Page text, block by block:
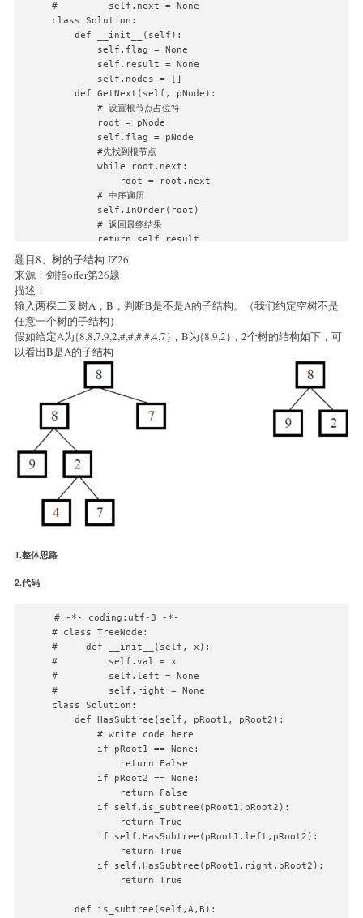
#         self.next = None
class Solution:
    def __init__(self):
        self.flag = None
        self.result = None
        self.nodes = []
    def GetNext(self, pNode):
        # 设置根节点占位符
        root = pNode
        self.flag = pNode
        #先找到根节点
        while root.next:
            root = root.next
        # 中序遍历
        self.InOrder(root)
        # 返回最终结果
        return self.result
    # 中序遍历
    def InOrder(self, root):
            return
        self.InOrder(root.left)
        if self.nodes and self.nodes[-1] ==self.flag:
            self.result = root
        self.nodes.append(root)
        self.InOrder(root.right)
题目8、树的子结构 JZ26
来源：剑指offer第26题
描述：
输入两棵二叉树A，B，判断B是不是A的子结构。（我们约定空树不是
任意一个树的子结构）
假如给定A为{8,8,7,9,2,#,#,#,#,4,7}，B为{8,9,2}，2个树的结构如下，可
以看出B是A的子结构
1.整体思路
2.代码
# -*- coding:utf-8 -*-
# class TreeNode:
#     def __init__(self, x):
#         self.val = x
#         self.left = None
#         self.right = None
class Solution:
    def HasSubtree(self, pRoot1, pRoot2):
        # write code here
        if pRoot1 == None:
            return False
        if pRoot2 == None:
            return False
        if self.is_subtree(pRoot1,pRoot2):
            return True
        if self.HasSubtree(pRoot1.left,pRoot2):
            return True
        if self.HasSubtree(pRoot1.right,pRoot2):
            return True
    def is_subtree(self,A,B):